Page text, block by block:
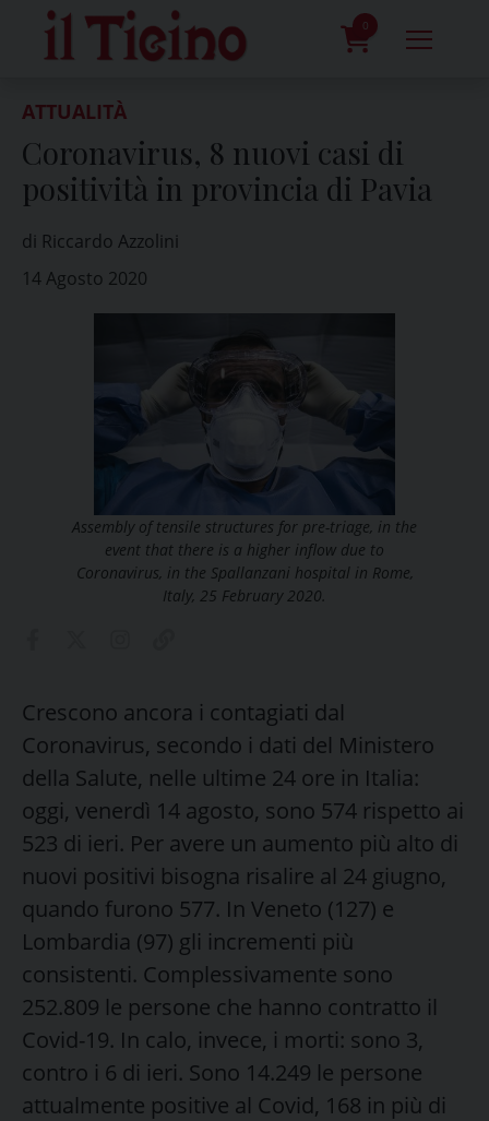
content
0
ATTUALITÀ
Coronavirus, 8 nuovi casi di
positività in provincia di Pavia
di Riccardo Azzolini
14 Agosto 2020
Assembly of tensile structures for pre-triage, in the
event that there is a higher inflow due to
Coronavirus, in the Spallanzani hospital in Rome,
Italy, 25 February 2020.
Crescono ancora i contagiati dal
Coronavirus, secondo i dati del Ministero
della Salute, nelle ultime 24 ore in Italia:
oggi, venerdì 14 agosto, sono 574 rispetto ai
523 di ieri. Per avere un aumento più alto di
nuovi positivi bisogna risalire al 24 giugno,
quando furono 577. In Veneto (127) e
Lombardia (97) gli incrementi più
consistenti. Complessivamente sono
252.809 le persone che hanno contratto il
Covid-19. In calo, invece, i morti: sono 3,
contro i 6 di ieri. Sono 14.249 le persone
attualmente positive al Covid, 168 in più di